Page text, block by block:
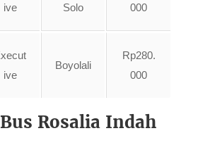
ive
Solo
000
ive
Boyolali
Rp280.
000
Rosalia Indah